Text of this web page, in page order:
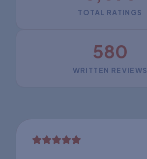
TOTAL RATINGS
580
WRITTEN REVIEWS